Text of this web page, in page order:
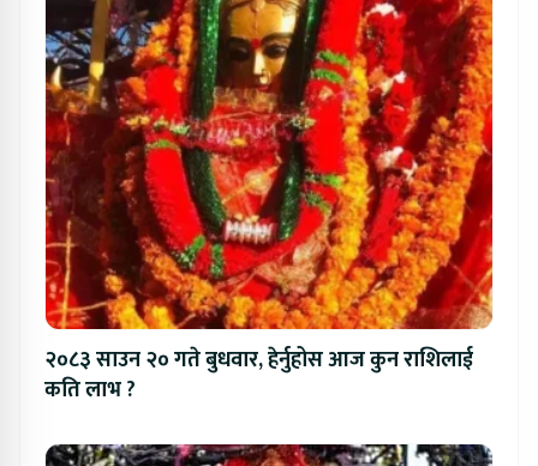
२०८३ साउन २० गते बुधवार, हेर्नुहोस आज कुन राशिलाई
कति लाभ ?